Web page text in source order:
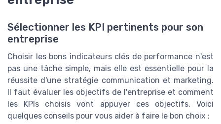
Sélectionner les KPI pertinents pour son
entreprise
Choisir les bons indicateurs clés de performance n'est
pas une tâche simple, mais elle est essentielle pour la
réussite d'une stratégie communication et marketing.
Il faut évaluer les objectifs de l'entreprise et comment
les KPIs choisis vont appuyer ces objectifs. Voici
quelques conseils pour vous aider à faire le bon choix :